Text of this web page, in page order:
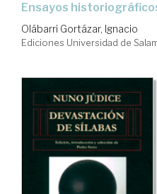
Ensayos
Olábarri Gortázar, Ignacio
Ediciones Universidad de